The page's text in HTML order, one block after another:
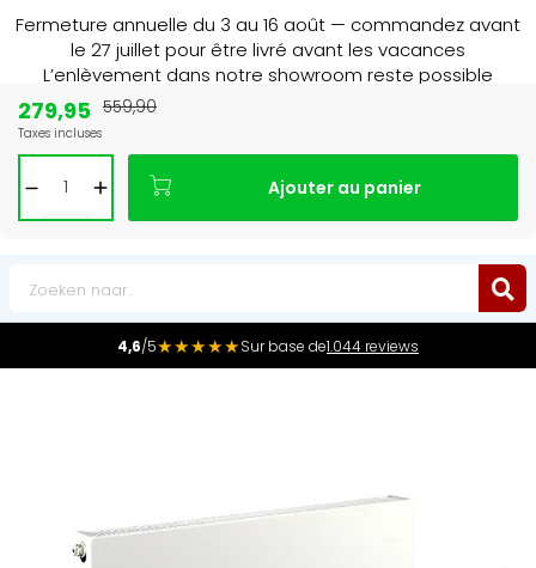
Fermeture annuelle du 3 au 16 août — commandez avant
le 27 juillet pour être livré avant les vacances
L’enlèvement dans notre showroom reste possible
jusqu’au 1er août à 16 h 30.
4,6/5★★★★★Sur base de1.044 reviews
279,95
Taxes incluses
559,90
Ajouter au panier